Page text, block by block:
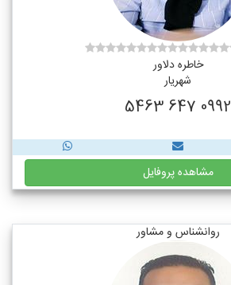
خاطره دلاور
شهریار
0992 647 5463
مشاهده پروفایل
روانشناس و مشاور